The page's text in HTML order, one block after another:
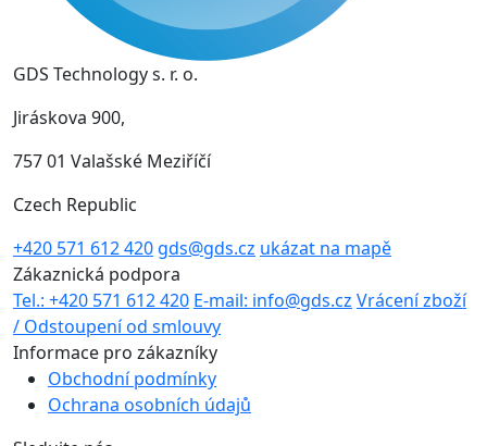
GDS Technology s. r. o.
Jiráskova 900,
757 01 Valašské Meziříčí
Czech Republic
+420 571 612 420 gds@gds.cz ukázat na mapě
Zákaznická podpora
Tel.: +420 571 612 420 E-mail: info@gds.cz Vrácení zboží
/ Odstoupení od smlouvy
Informace pro zákazníky
Obchodní podmínky
Ochrana osobních údajů